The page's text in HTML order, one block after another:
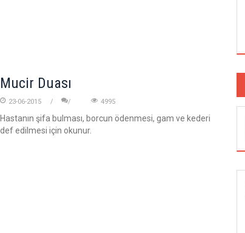
Mucir Duası
23-06-2015 4995
Hastanın şifa bulması, borcun ödenmesi, gam ve kederi
def edilmesi için okunur.